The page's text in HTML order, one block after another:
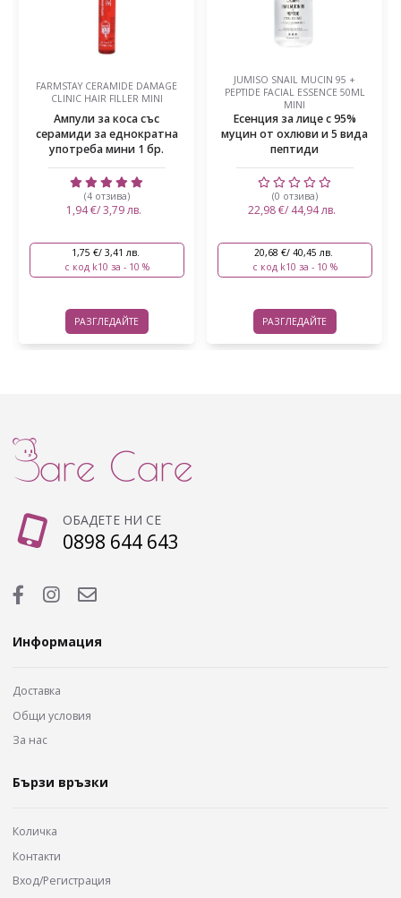
JUMISO SNAIL MUCIN 95 +
PEPTIDE FACIAL ESSENCE 50ML
MINI
Есенция за лице с 95%
муцин от охлюви и 5 вида
пептиди
(0 отзива)
22,98 €/ 44,94 лв.
20,68 €/ 40,45 лв.
с код k10 за - 10 %
РАЗГЛЕДАЙТЕ
MARY&MAY CICA TEATREE
SOOTHING WASH OFF PACK 30G
Почистваща маска за лице
с бяла глина, чаено дърво
и азиатска цен...
(1 отзив)
15,59 €/ 30,49 лв.
14,03 €/ 27,44 лв.
с код k10 за - 10 %
РАЗГЛЕДАЙТЕ
ОБАДЕТЕ НИ СЕ
0898 644 643
Информация
Доставка
Общи условия
За нас
Бързи връзки
Количка
Контакти
Вход/Регистрация